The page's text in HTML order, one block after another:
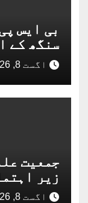
بی ایس
سنگھ کے
عقیدت
اگست 8, 2026
جمعیت
زیرِ
عظیم
اگست 8, 2026